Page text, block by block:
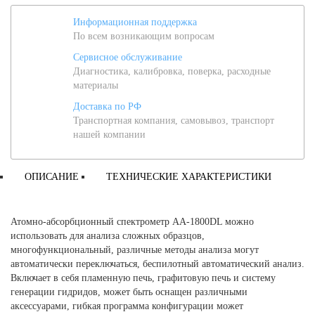
Информационная поддержка
По всем возникающим вопросам
Сервисное обслуживание
Диагностика, калибровка, поверка, расходные
материалы
Доставка по РФ
Транспортная компания, самовывоз, транспорт
нашей компании
ОПИСАНИЕ ТЕХНИЧЕСКИЕ ХАРАКТЕРИСТИКИ
Атомно-абсорбционный спектрометр AA-1800DL можно
использовать для анализа сложных образцов,
многофункциональный, различные методы анализа могут
автоматически переключаться, беспилотный автоматический анализ.
Включает в себя пламенную печь, графитовую печь и систему
генерации гидридов, может быть оснащен различными
аксессуарами, гибкая программа конфигурации может